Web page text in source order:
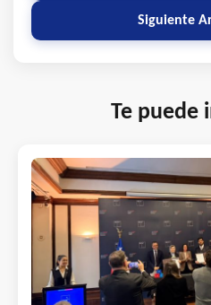
Siguiente
Te puede